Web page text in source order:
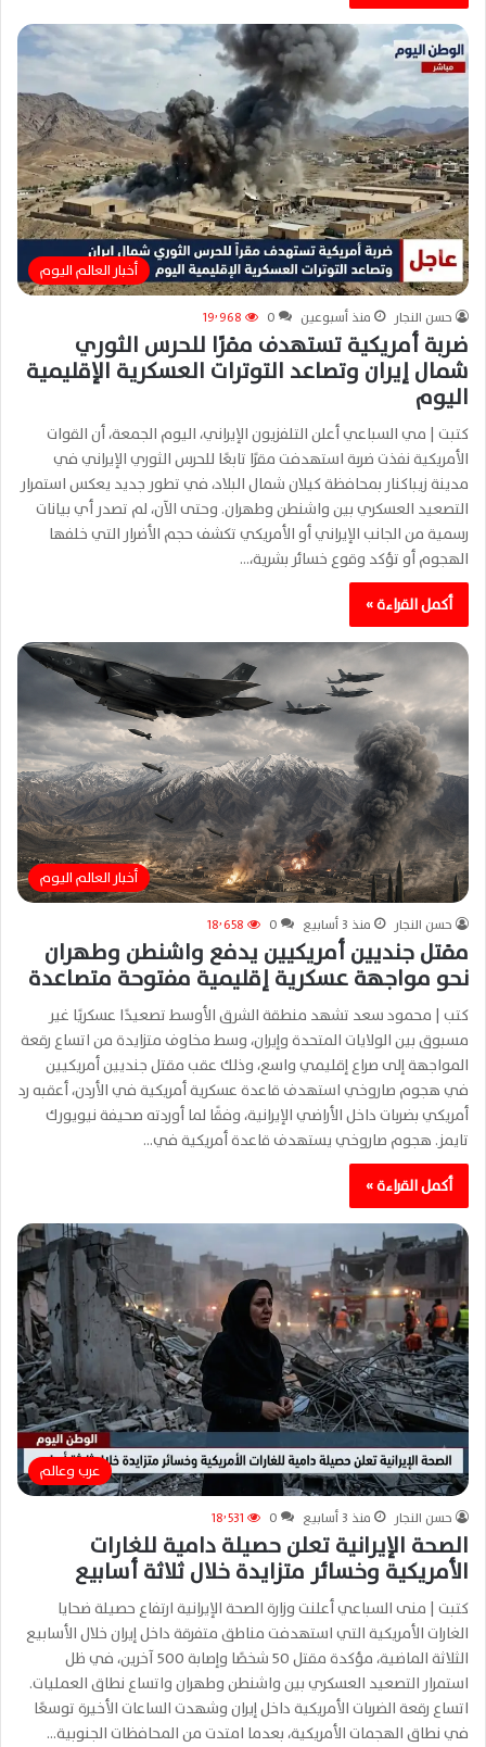
أخبار العالم اليوم
حسن النجار منذ أسبوعين 0 19٬968
ضربة أمريكية تستهدف مقرًا للحرس الثوري
شمال إيران وتصاعد التوترات العسكرية الإقليمية
اليوم
كتبت | مي السباعي أعلن التلفزيون الإيراني، اليوم الجمعة، أن القوات
الأمريكية نفذت ضربة استهدفت مقرًا تابعًا للحرس الثوري الإيراني في
مدينة زيباكنار بمحافظة كيلان شمال البلاد، في تطور جديد يعكس استمرار
التصعيد العسكري بين واشنطن وطهران. وحتى الآن، لم تصدر أي بيانات
رسمية من الجانب الإيراني أو الأمريكي تكشف حجم الأضرار التي خلفها
الهجوم أو تؤكد وقوع خسائر بشرية،…
أكمل القراءة »
أخبار العالم اليوم
حسن النجار منذ 3 أسابيع 0 18٬658
مقتل جنديين أمريكيين يدفع واشنطن وطهران
نحو مواجهة عسكرية إقليمية مفتوحة متصاعدة
كتب | محمود سعد تشهد منطقة الشرق الأوسط تصعيدًا عسكريًا غير
مسبوق بين الولايات المتحدة وإيران، وسط مخاوف متزايدة من اتساع رقعة
المواجهة إلى صراع إقليمي واسع، وذلك عقب مقتل جنديين أمريكيين
في هجوم صاروخي استهدف قاعدة عسكرية أمريكية في الأردن، أعقبه رد
أمريكي بضربات داخل الأراضي الإيرانية، وفقًا لما أوردته صحيفة نيويورك
تايمز. هجوم صاروخي يستهدف قاعدة أمريكية في…
أكمل القراءة »
عرب وعالم
حسن النجار منذ 3 أسابيع 0 18٬531
الصحة الإيرانية تعلن حصيلة دامية للغارات
الأمريكية وخسائر متزايدة خلال ثلاثة أسابيع
كتبت | منى السباعي أعلنت وزارة الصحة الإيرانية ارتفاع حصيلة ضحايا
الغارات الأمريكية التي استهدفت مناطق متفرقة داخل إيران خلال الأسابيع
الثلاثة الماضية، مؤكدة مقتل 50 شخصًا وإصابة 500 آخرين، في ظل
استمرار التصعيد العسكري بين واشنطن وطهران واتساع نطاق العمليات.
اتساع رقعة الضربات الأمريكية داخل إيران وشهدت الساعات الأخيرة توسعًا
في نطاق الهجمات الأمريكية، بعدما امتدت من المحافظات الجنوبية…